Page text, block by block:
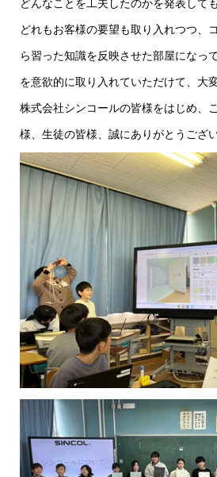
どれもお客様の要望も取り入れつつ、
ら習った知識を反映させた部屋になっ
を意欲的に取り入れていただけて、大
株式会社シンコールの皆様をはじめ、
様、生徒の皆様、誠にありがとうござい